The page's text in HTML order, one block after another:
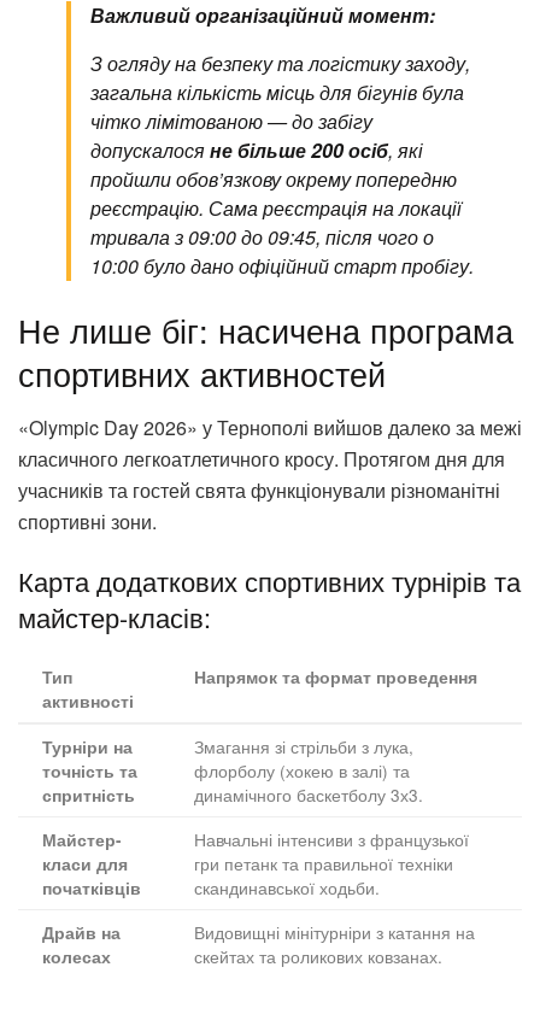
Важливий організаційний момент:
З огляду на безпеку та логістику заходу,
загальна кількість місць для бігунів була
чітко лімітованою — до забігу
допускалосяне більше 200 осіб, які
пройшли обов’язкову окрему попередню
реєстрацію. Сама реєстрація на локації
тривала з 09:00 до 09:45, після чого о
10:00 було дано офіційний старт пробігу.
Не лише біг: насичена програма
спортивних активностей
«Olympic Day 2026» у Тернополі вийшов далеко за межі
класичного легкоатлетичного кросу. Протягом дня для
учасників та гостей свята функціонували різноманітні
спортивні зони.
Карта додаткових спортивних турнірів та
майстер-класів:
Тип
активності
Напрямок та формат проведення
Турніри на
точність та
спритність
Змагання зі стрільби з лука,
флорболу (хокею в залі) та
динамічного баскетболу 3х3.
Майстер-
класи для
початківців
Навчальні інтенсиви з французької
гри петанк та правильної техніки
скандинавської ходьби.
Драйв на
колесах
Видовищні мінітурніри з катання на
скейтах та роликових ковзанах.